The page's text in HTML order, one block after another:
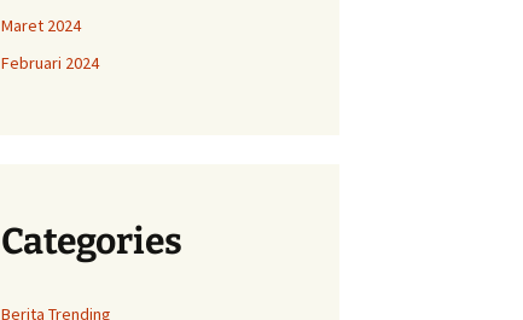
Maret 2024
Februari 2024
Categories
Berita Trending